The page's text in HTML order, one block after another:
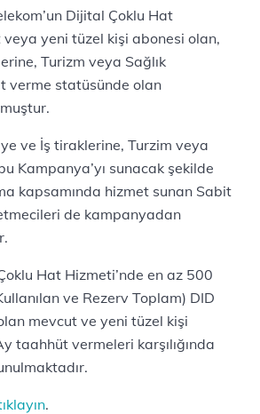
Dijital Çoklu Hat
yeni tüzel kişi abonesi olan,
Turizm veya Sağlık
verme statüsünde olan
ve İş tiraklerine, Turzim veya
Kampanya’yı sunacak şekilde
kapsamında hizmet sunan Sabit
de kampanyadan
Hat Hizmeti’nde en az 500
ve Rezerv Toplam) DID
mevcut ve yeni tüzel kişi
taahhüt vermeleri karşılığında
.​​